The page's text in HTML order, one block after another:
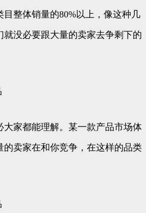
目整体销量的80%以上，像这种几
就没必要跟大量的卖家去争剩下的
大家都能理解。某一款产品市场体
的卖家在和你竞争，在这样的品类